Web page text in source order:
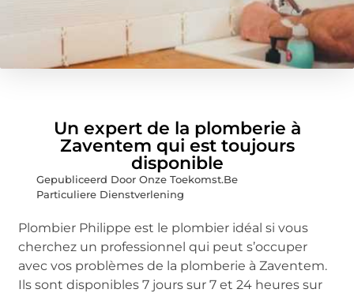
Un expert de la plomberie à
Zaventem qui est toujours
disponible
Gepubliceerd Door Onze Toekomst.Be
Particuliere Dienstverlening
Plombier Philippe est le plombier idéal si vous
cherchez un professionnel qui peut s’occuper
avec vos problèmes de la plomberie à Zaventem.
Ils sont disponibles 7 jours sur 7 et 24 heures sur